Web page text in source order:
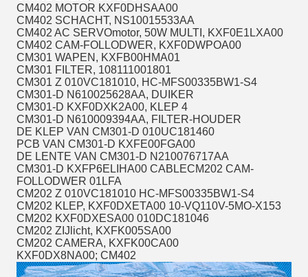
CM402 MOTOR KXF0DHSAA00
CM402 SCHACHT, NS10015533AA
CM402 AC SERVOmotor, 50W MULTI, KXF0E1LXA00
CM402 CAM-FOLLODWER, KXF0DWPOA00
CM301 WAPEN, KXFB00HMA01
CM301 FILTER, 108111001801
CM301 Z 010VC181010, HC-MFS00335BW1-S4
CM301-D N610025628AA, DUIKER
CM301-D KXF0DXK2A00, KLEP 4
CM301-D N610009394AA, FILTER-HOUDER
DE KLEP VAN CM301-D 010UC181460
PCB VAN CM301-D KXFE00FGA00
DE LENTE VAN CM301-D N210076717AA
CM301-D KXFP6ELIHA00 CABLECM202 CAM-
FOLLODWER 01LFA
CM202 Z 010VC181010 HC-MFS00335BW1-S4
CM202 KLEP, KXF0DXETA00 10-VQ110V-5MO-X153
CM202 KXF0DXESA00 010DC181046
CM202 ZIJlicht, KXFK005SA00
CM202 CAMERA, KXFK00CA00
KXF0DX8NA00; CM402